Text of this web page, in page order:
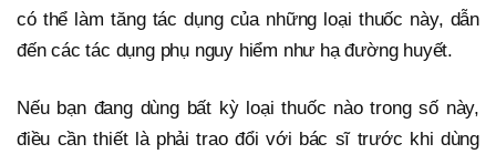
có thể làm tăng tác dụng của những loại thuốc này, dẫn
đến các tác dụng phụ nguy hiểm như hạ đường huyết.
Nếu bạn đang dùng bất kỳ loại thuốc nào trong số này,
điều cần thiết là phải trao đổi với bác sĩ trước khi dùng